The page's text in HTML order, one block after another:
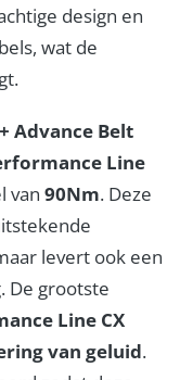
design en
wat de
Advance Belt
Line
van 90Nm. Deze
levert ook een
De grootste
Line CX
van geluid.